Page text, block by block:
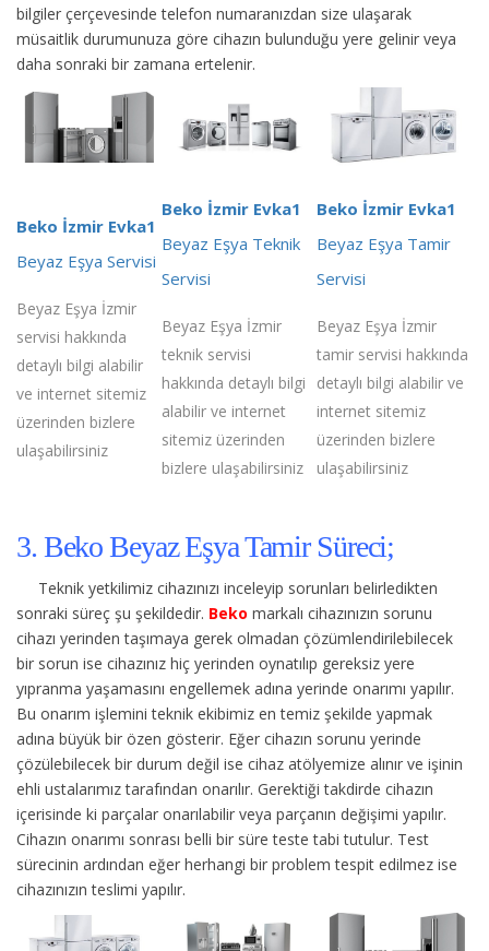
bilgiler çerçevesinde telefon numaranızdan size ulaşarak
müsaitlik durumunuza göre cihazın bulunduğu yere gelinir veya
daha sonraki bir zamana ertelenir.
Beko İzmir Evka1
Beyaz Eşya Servisi
Beyaz Eşya İzmir
servisi hakkında
detaylı bilgi alabilir
ve internet sitemiz
üzerinden bizlere
ulaşabilirsiniz
Beko İzmir Evka1
Beyaz Eşya Teknik
Servisi
Beyaz Eşya İzmir
teknik servisi
hakkında detaylı bilgi
alabilir ve internet
sitemiz üzerinden
bizlere ulaşabilirsiniz
Beko İzmir Evka1
Beyaz Eşya Tamir
Servisi
Beyaz Eşya İzmir
tamir servisi hakkında
detaylı bilgi alabilir ve
internet sitemiz
üzerinden bizlere
ulaşabilirsiniz
3. Beko Beyaz Eşya Tamir Süreci;
Teknik yetkilimiz cihazınızı inceleyip sorunları belirledikten
sonraki süreç şu şekildedir. Beko markalı cihazınızın sorunu
cihazı yerinden taşımaya gerek olmadan çözümlendirilebilecek
bir sorun ise cihazınız hiç yerinden oynatılıp gereksiz yere
yıpranma yaşamasını engellemek adına yerinde onarımı yapılır.
Bu onarım işlemini teknik ekibimiz en temiz şekilde yapmak
adına büyük bir özen gösterir. Eğer cihazın sorunu yerinde
çözülebilecek bir durum değil ise cihaz atölyemize alınır ve işinin
ehli ustalarımız tarafından onarılır. Gerektiği takdirde cihazın
içerisinde ki parçalar onarılabilir veya parçanın değişimi yapılır.
Cihazın onarımı sonrası belli bir süre teste tabi tutulur. Test
sürecinin ardından eğer herhangi bir problem tespit edilmez ise
cihazınızın teslimi yapılır.